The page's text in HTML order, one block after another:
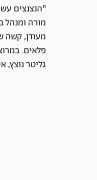
"הנצנצים
מורה ומנהל
מעודן, קשה
פלאים.
גליטר נוצץ,